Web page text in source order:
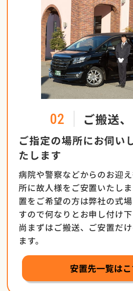
02 ご搬送
ご指定の場所にお伺い
たします
病院や警察などからのお迎
所に故人様をご安置いたし
置をご希望の方は弊社の式
すので何なりとお申し付け下
尚まずはご搬送、ご安置だ
ます。
安置先一覧は